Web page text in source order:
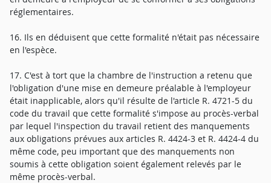
réglementaires.
16. Ils en déduisent que cette formalité n'était pas nécessaire
en l'espèce.
17. C'est à tort que la chambre de l'instruction a retenu que
l'obligation d'une mise en demeure préalable à l'employeur
était inapplicable, alors qu'il résulte de l'article R. 4721-5 du
code du travail que cette formalité s'impose au procès-verbal
par lequel l'inspection du travail retient des manquements
aux obligations prévues aux articles R. 4424-3 et R. 4424-4 du
même code, peu important que des manquements non
soumis à cette obligation soient également relevés par le
même procès-verbal.